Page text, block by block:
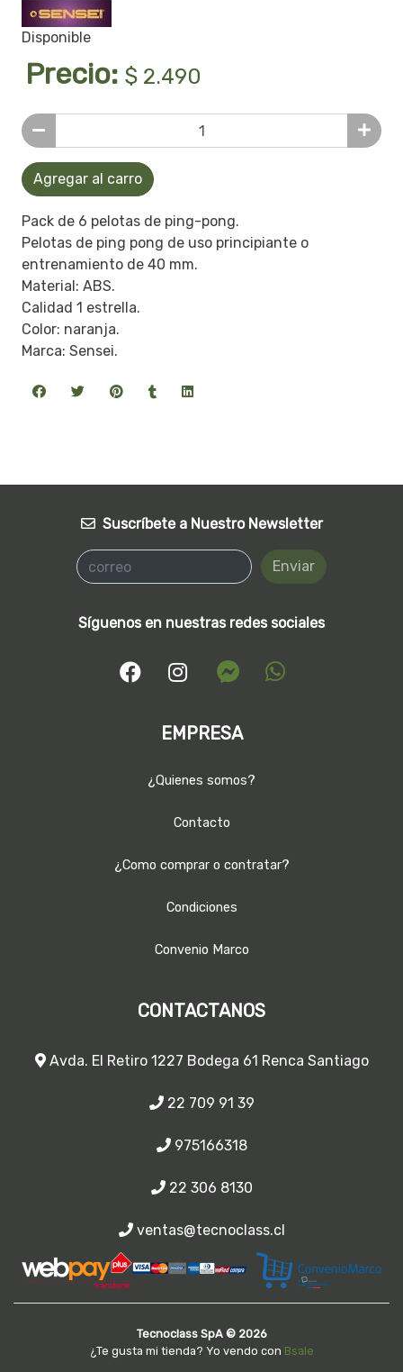
Disponible
Precio: $ 2.490
Agregar al carro
Pack de 6 pelotas de ping-pong.
Pelotas de ping pong de uso principiante o
entrenamiento de 40 mm.
Material: ABS.
Calidad 1 estrella.
Color: naranja.
Marca: Sensei.
Suscríbete a Nuestro Newsletter
Enviar
Síguenos en nuestras redes sociales
EMPRESA
¿Quienes somos?
Contacto
¿Como comprar o contratar?
Condiciones
Convenio Marco
CONTACTANOS
Avda. El Retiro 1227 Bodega 61 Renca Santiago
22 709 91 39
975166318
22 306 8130
ventas@tecnoclass.cl
Tecnoclass SpA © 2026
¿Te gusta mi tienda? Yo vendo con Bsale